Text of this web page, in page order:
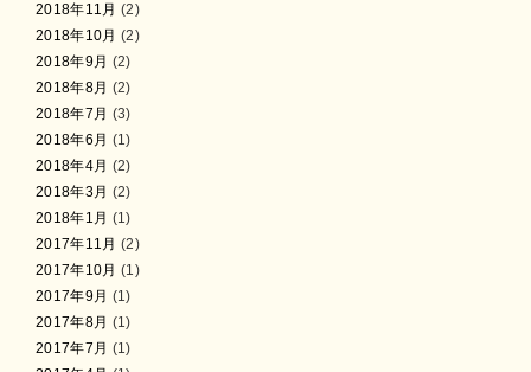
2018年11月 (2)
2018年10月 (2)
2018年9月 (2)
2018年8月 (2)
2018年7月 (3)
2018年6月 (1)
2018年4月 (2)
2018年3月 (2)
2018年1月 (1)
2017年11月 (2)
2017年10月 (1)
2017年9月 (1)
2017年8月 (1)
2017年7月 (1)